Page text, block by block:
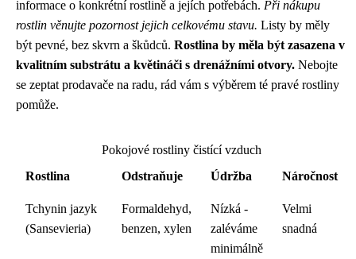
informace o konkrétní rostlině a jejích potřebách. Při nákupu
rostlin věnujte pozornost jejich celkovému stavu. Listy by měly
být pevné, bez skvrn a škůdců. Rostlina by měla být zasazena v
kvalitním substrátu a květináči s drenážními otvory. Nebojte
se zeptat prodavače na radu, rád vám s výběrem té pravé rostliny
pomůže.
Pokojové rostliny čistící vzduch
Rostlina
Odstraňuje Údržba Náročnost
Tchynin jazyk
(Sansevieria)
Formaldehyd,
benzen, xylen
Nízká -
zaléváme
minimálně
Velmi
snadná